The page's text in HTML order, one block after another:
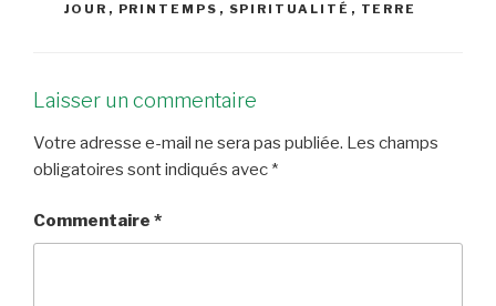
JOUR , PRINTEMPS , SPIRITUALITÉ , TERRE
Laisser un commentaire
Votre adresse e-mail ne sera pas publiée. Les champs
obligatoires sont indiqués avec *
Commentaire *